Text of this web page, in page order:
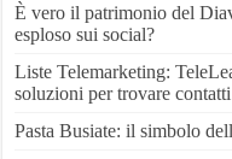
È vero il patrimonio del
esploso sui social?
Liste Telemarketing:
soluzioni per trovare
Pasta Busiate: il simbolo